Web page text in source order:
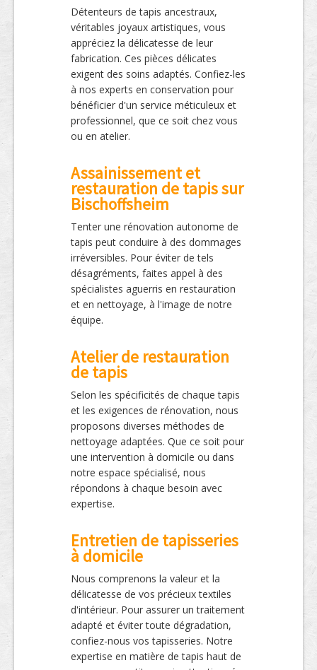
Détenteurs de tapis ancestraux,
véritables joyaux artistiques, vous
appréciez la délicatesse de leur
fabrication. Ces pièces délicates
exigent des soins adaptés. Confiez-les
à nos experts en conservation pour
bénéficier d'un service méticuleux et
professionnel, que ce soit chez vous
ou en atelier.
Assainissement et
restauration de tapis sur
Bischoffsheim
Tenter une rénovation autonome de
tapis peut conduire à des dommages
irréversibles. Pour éviter de tels
désagréments, faites appel à des
spécialistes aguerris en restauration
et en nettoyage, à l'image de notre
équipe.
Atelier de restauration
de tapis
Selon les spécificités de chaque tapis
et les exigences de rénovation, nous
proposons diverses méthodes de
nettoyage adaptées. Que ce soit pour
une intervention à domicile ou dans
notre espace spécialisé, nous
répondons à chaque besoin avec
expertise.
Entretien de tapisseries
à domicile
Nous comprenons la valeur et la
délicatesse de vos précieux textiles
d'intérieur. Pour assurer un traitement
adapté et éviter toute dégradation,
confiez-nous vos tapisseries. Notre
expertise en matière de tapis haut de